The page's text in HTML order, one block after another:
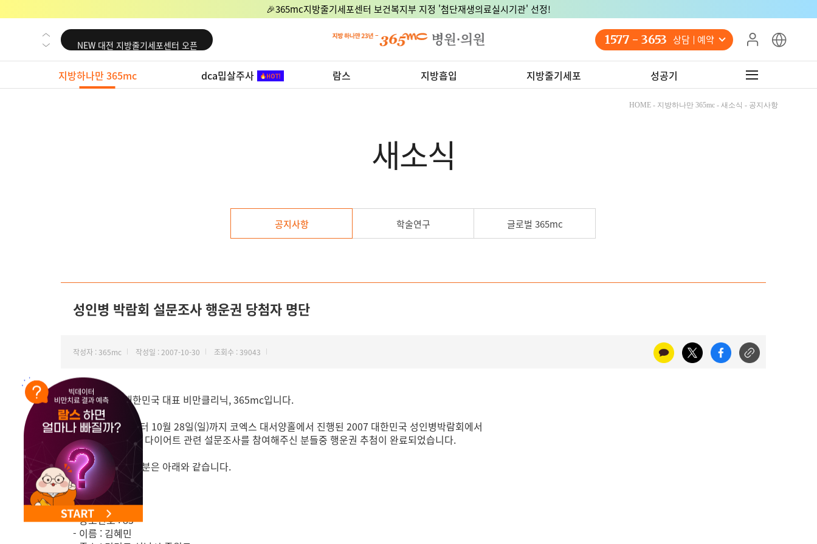
🎉365mc지방줄기세포센터 보건복지부 지정 '첨단재생의료실시기관' 선정!
NEW 교대 지방줄기세포센터 오픈
NEW 대전 지방줄기세포센터 오픈
NEW 노원 지방줄기세포센터 오픈
NEW 미국 LA점 오픈
1577 - 3653 상담 예약
지방하나만 365mc dca밉살주사 람스 지방흡입 지방줄기세포 성공기
HOME - 지방하나만 365mc - 새소식 - 공지사항
새소식
공지사항 학술연구 글로벌 365mc
성인병 박람회 설문조사 행운권 당첨자 명단
작성자 : 365mc 작성일 : 2007-10-30 조회수 : 39043
안녕하세요. 대한민국 대표 비만클리닉, 365mc입니다.
10월 25일(목)부터 10월 28일(일)까지 코엑스 대서양홀에서 진행된 2007 대한민국 성인병박람회에서
365mc 부스에서 다이어트 관련 설문조사를 참여해주신 분들중 행운권 추첨이 완료되었습니다.
행운의 주인공 세분은 아래와 같습니다.
쿠쿠 압력밥솥
- 응모번호 : 83
- 이름 : 김혜민